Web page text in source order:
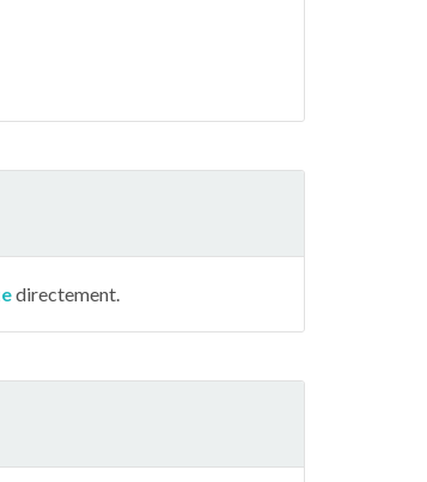
directement.